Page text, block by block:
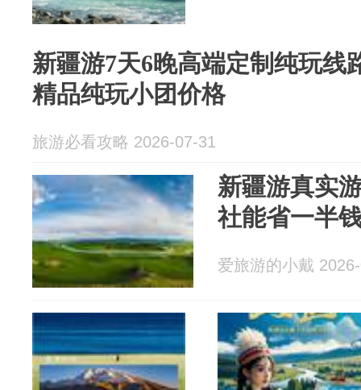
新疆游7天6晚高端定制纯玩线
精品纯玩小团价格
旅游必看攻略 2026-07-31
新疆游真实
社能省一半
爱旅游的小戴